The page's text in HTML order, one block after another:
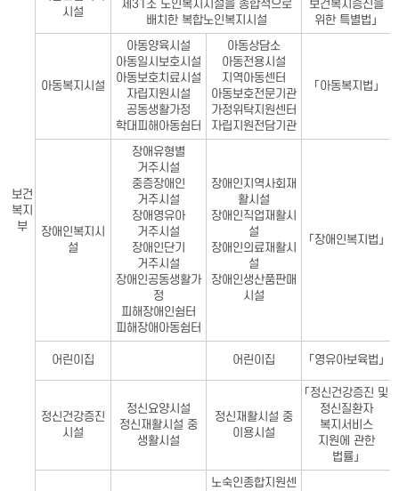
보건
복지
부
시설
제31조 노인복지시설을 종합적으로
배치한 복합노인복지시설
보건복지증진을
위한 특별법」
아동복지시설
아동양육시설
아동일시보호시설
아동보호치료시설
자립지원시설
공동생활가정
학대피해아동쉼터
아동상담소
아동전용시설
지역아동센터
아동보호전문기관
가정위탁지원센터
자립지원전담기관
「아동복지법」
장애인복지시
설
장애유형별
거주시설
중증장애인
거주시설
장애영유아
거주시설
장애인단기
거주시설
장애인공동생활가
정
피해장애인쉼터
피해장애아동쉼터
장애인지역사회재
활시설
장애인직업재활시
설
장애인의료재활시
설
장애인생산품판매
시설
「장애인복지법」
어린이집 어린이집 「영유아보육법」
정신건강증진
시설
정신요양시설
정신재활시설 중
생활시설
정신재활시설 중
이용시설
「정신건강증진 및
정신질환자
복지서비스
지원에 관한
법률」
노숙인종합지원센